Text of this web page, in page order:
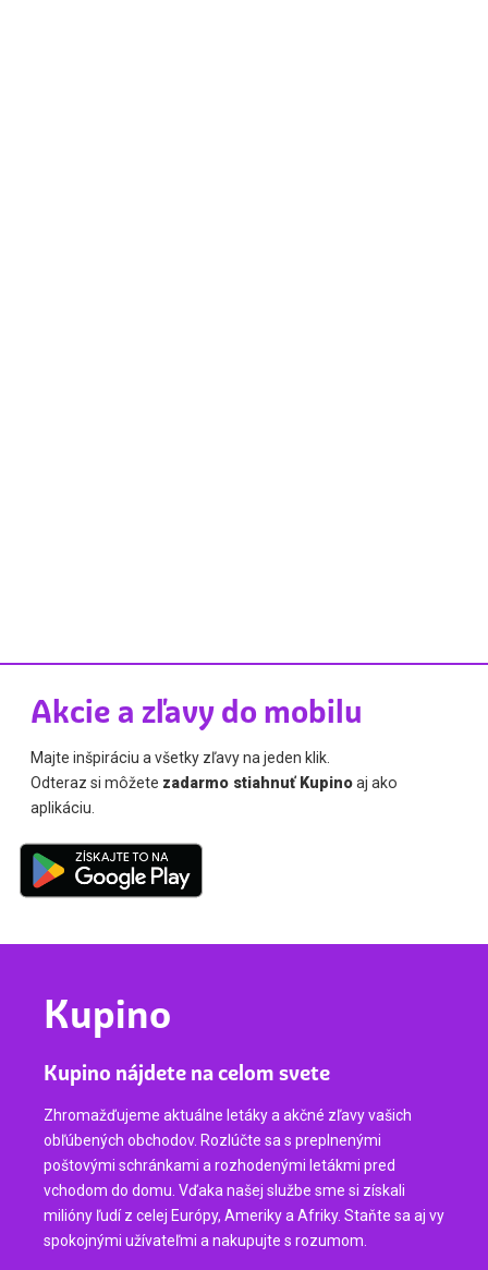
Akcie a zľavy do mobilu
Majte inšpiráciu a všetky zľavy na jeden klik.
Odteraz si môžete zadarmo stiahnuť Kupinoaj ako
aplikáciu.
Kupino
Kupino nájdete na celom svete
Zhromažďujeme aktuálne letáky a akčné zľavy vašich
obľúbených obchodov. Rozlúčte sa s preplnenými
poštovými schránkami a rozhodenými letákmi pred
vchodom do domu. Vďaka našej službe sme si získali
milióny ľudí z celej Európy, Ameriky a Afriky. Staňte sa aj vy
spokojnými užívateľmi a nakupujte s rozumom.